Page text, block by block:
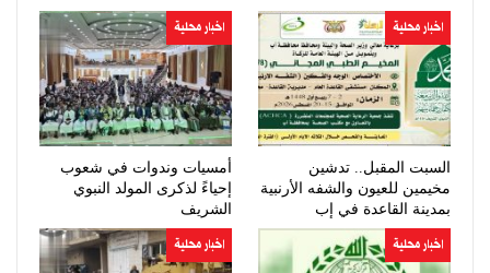
اخبار محلية
السبت المقبل.. تدشين
مخيمين للعيون والشفه الأرنبية
بمدينة القاعدة في إب
اخبار محلية
أمسيات وندوات في شعوب
إحياءً لذكرى المولد النبوي
الشريف
اخبار محلية اخبار محلية